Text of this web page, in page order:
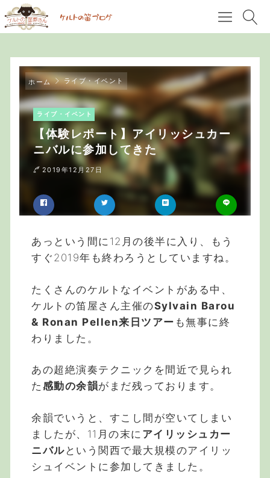
ホーム ライブ・イベント
ライブ・イベント
【体験レポート】アイリッシュカー
ニバルに参加してきた
2019年12月27日
あっという間に12月の後半に入り、もう
すぐ2019年も終わろうとしていますね。
たくさんのケルトなイベントがある中、
ケルトの笛屋さん主催のSylvain Barou
& Ronan Pellen来日ツアー も無事に終
わりました。
あの超絶演奏テクニックを間近で見られ
た 感動の余韻がまだ残っております。
余韻でいうと、すこし間が空いてしまい
ましたが、11月の末に アイリッシュカー
ニバル という関西で最大規模のアイリッ
シュイベントに参加してきました。